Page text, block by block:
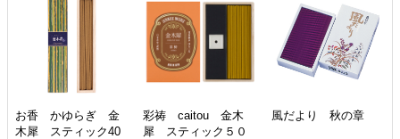
お香 かゆらぎ 金
木犀 スティック40
彩祷 caitou 金木
犀 スティック５０
風だより 秋の章